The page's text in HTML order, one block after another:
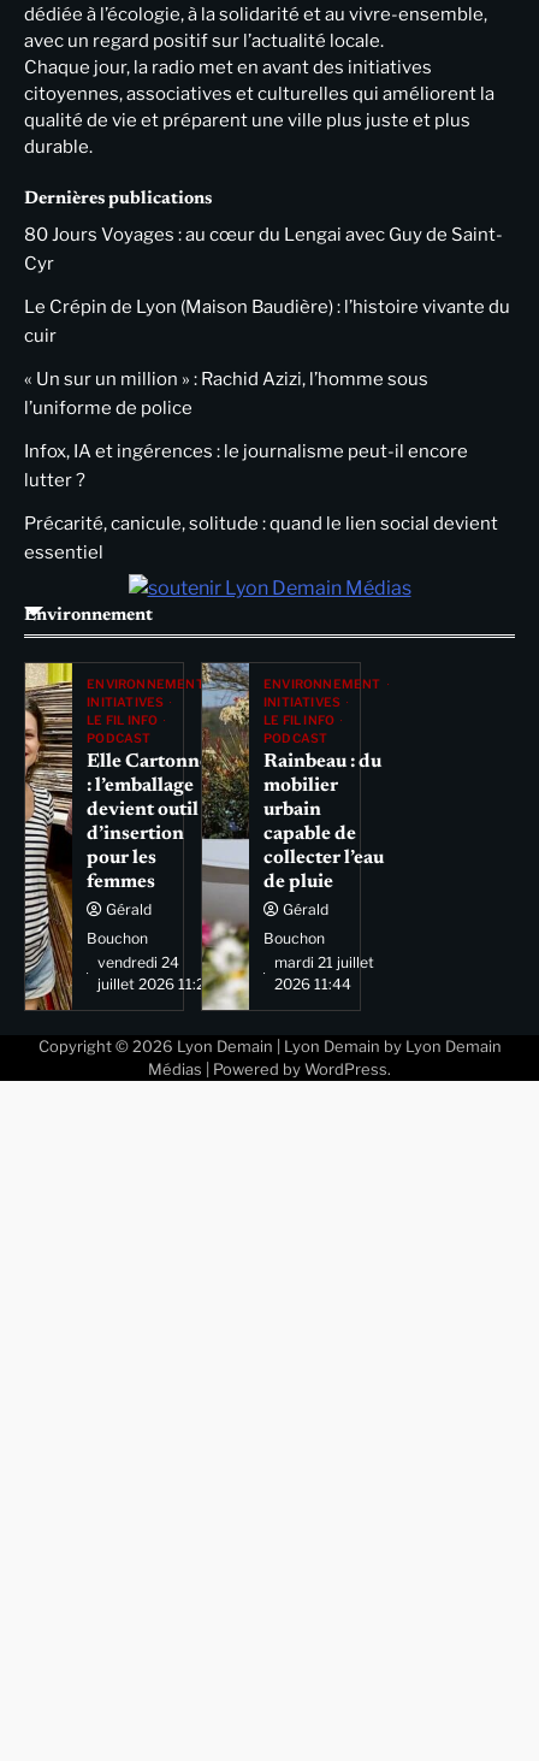
dédiée à l’écologie, à la solidarité et au vivre-ensemble,
avec un regard positif sur l’actualité locale.
Chaque jour, la radio met en avant des initiatives
citoyennes, associatives et culturelles qui améliorent la
qualité de vie et préparent une ville plus juste et plus
durable.
Dernières publications
80 Jours Voyages : au cœur du Lengai avec Guy de Saint-
Cyr
Le Crépin de Lyon (Maison Baudière) : l’histoire vivante du
cuir
« Un sur un million » : Rachid Azizi, l’homme sous
l’uniforme de police
Infox, IA et ingérences : le journalisme peut-il encore
lutter ?
Précarité, canicule, solitude : quand le lien social devient
essentiel
Environnement
ENVIRONNEMENT
INITIATIVES
LE FIL INFO
PODCAST
Elle Cartonne
: l’emballage
devient outil
d’insertion
pour les
femmes
Gérald
Bouchon
vendredi 24
juillet 2026 11:29
ENVIRONNEMENT
INITIATIVES
LE FIL INFO
PODCAST
Rainbeau : du
mobilier
urbain
capable de
collecter l’eau
de pluie
Gérald
Bouchon
mardi 21 juillet
2026 11:44
Copyright © 2026 Lyon Demain | Lyon Demain by Lyon Demain
Médias | Powered by WordPress.